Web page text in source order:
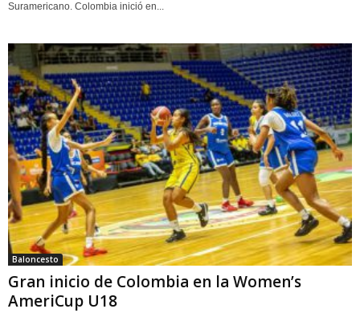
Suramericano. Colombia inició en...
Baloncesto
Gran inicio de Colombia en la Women’s
AmeriCup U18